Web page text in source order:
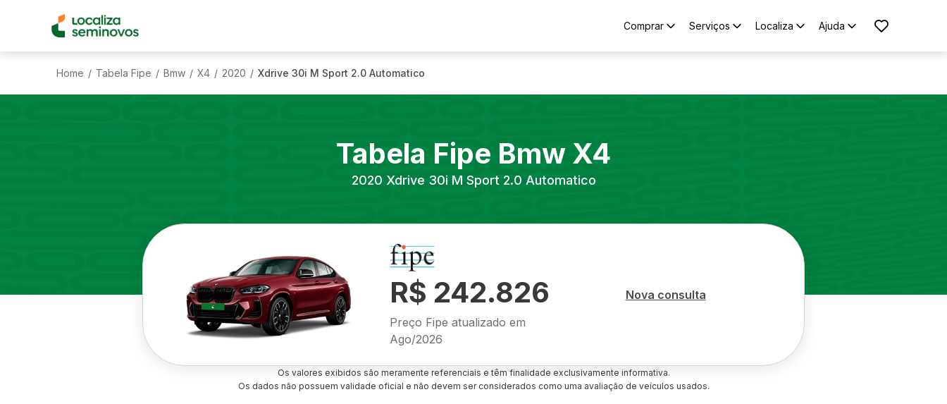
Comprar Serviços Localiza Ajuda
Home / Tabela Fipe / Bmw / X4 / 2020 / Xdrive 30i M Sport 2.0 Automatico
Tabela Fipe Bmw X4
2020 Xdrive 30i M Sport 2.0 Automatico
R$ 242.826
Preço Fipe atualizado em
Ago/2026
Nova consulta
Os valores exibidos são meramente referenciais e têm finalidade exclusivamente informativa.
Os dados não possuem validade oficial e não devem ser considerados como uma avaliação de veículos usados.